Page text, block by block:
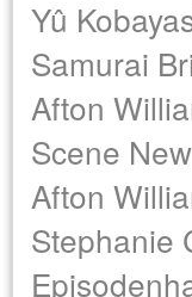
Yû
Samurai
Afton
Scene
Afton
Stephanie